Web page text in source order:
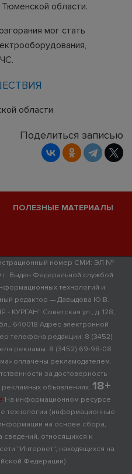
области.
мог стать
области
Поделиться записью
ПОЛЕЗНЫЕ МАТЕРИАЛЫ
номер СМИ: ЭЛ №
г. Выдан Федеральной службой
технологий и
редактор — Давыдова Ю.В.
Советская ул., д. 128,
640018 Адрес электронной
телефона редакции: 8 (3452)
рекламы: 8 (3452) 69-98-08
оплачены рекламодателем.
за достоверность
объявлениях. 18+
На информационном ресурсе
технологии (информационные
на основе сбора,
сведений, относящихся к
"Интернет", находящихся на
Федерации)